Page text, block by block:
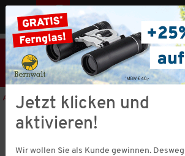
MENÜ
25% Rabatt
+ Geschenk
Hier klicken
Code V51373
MBW € 40,-
Aktion nur noch 1 Tage 11 Stunden 22
Jetzt klicken und
aktivieren!
Wir wollen Sie als Kunde gewinnen.